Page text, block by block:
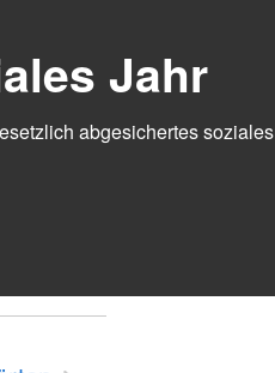
Jahr
abgesichertes soziales